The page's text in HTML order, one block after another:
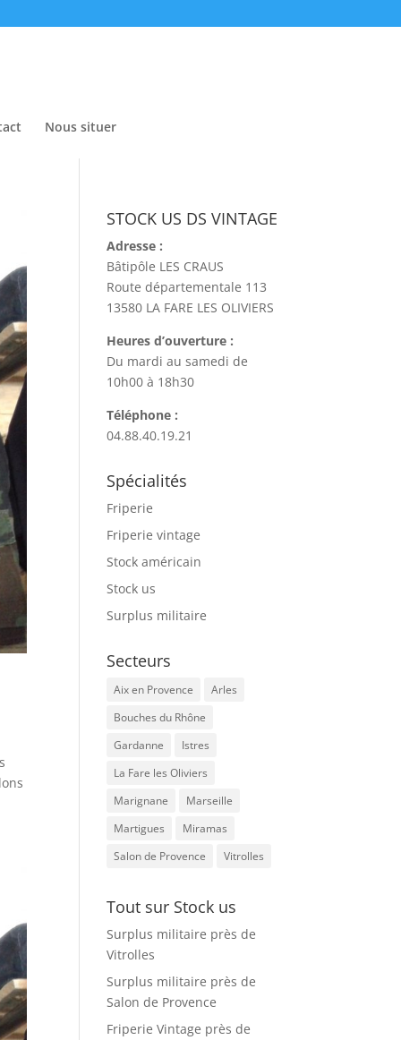
Nous situer
STOCK US DS VINTAGE
Adresse :
Bâtipôle LES CRAUS
Route départementale 113
13580 LA FARE LES OLIVIERS
Heures d’ouverture :
Du mardi au samedi de
10h00 à 18h30
Téléphone :
04.88.40.19.21
Spécialités
Friperie
Friperie vintage
Stock américain
Stock us
Surplus militaire
Secteurs
Aix en Provence
Arles
Bouches du Rhône
Gardanne
Istres
La Fare les Oliviers
Marignane
Marseille
Martigues
Miramas
Salon de Provence
Vitrolles
Tout sur Stock us
Surplus militaire près de
Vitrolles
Surplus militaire près de
Salon de Provence
Friperie Vintage près de